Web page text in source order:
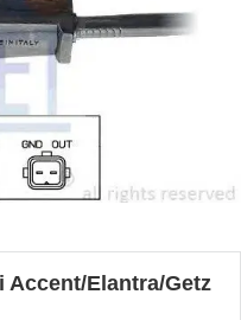
Accent/Elantra/Getz